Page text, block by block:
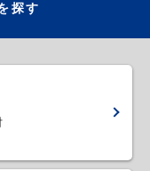
探す